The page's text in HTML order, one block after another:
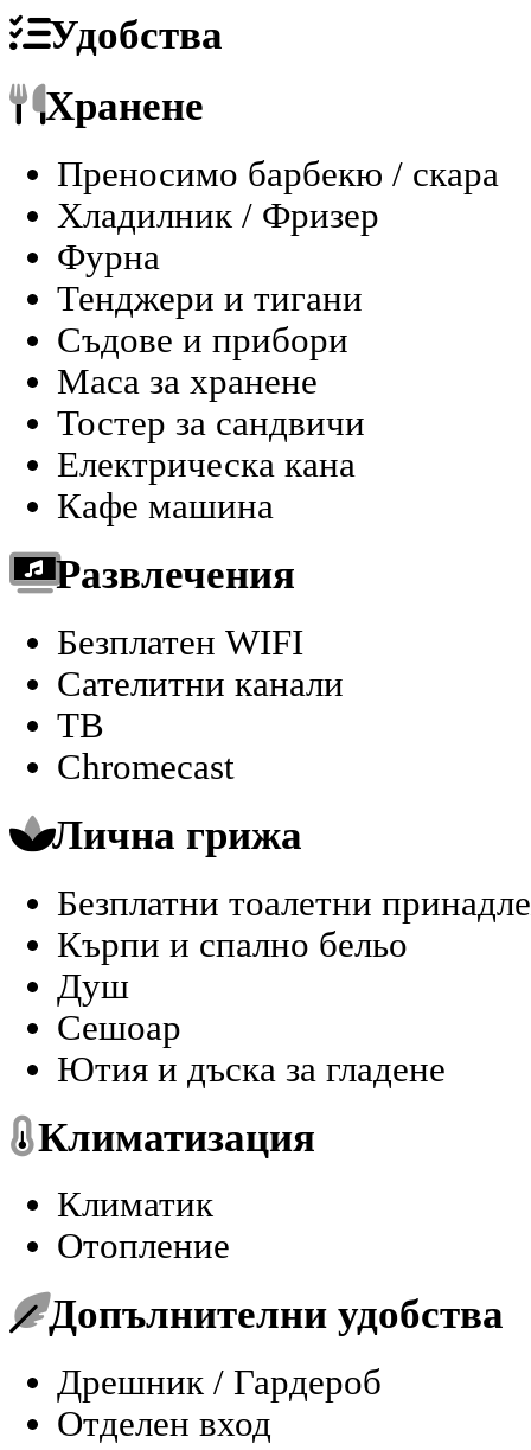
Удобства
Хранене
Преносимо барбекю / скара
Хладилник / Фризер
Фурна
Тенджери и тигани
Съдове и прибори
Маса за хранене
Тостер за сандвичи
Електрическа кана
Кафе машина
Развлечения
Безплатен WIFI
Сателитни канали
ТВ
Chromecast
Лична грижа
Безплатни тоалетни
Кърпи и спално бельо
Душ
Сешоар
Ютия и дъска за гладене
Климатизация
Климатик
Отопление
Допълнителни удобства
Дрешник / Гардероб
Отделен вход